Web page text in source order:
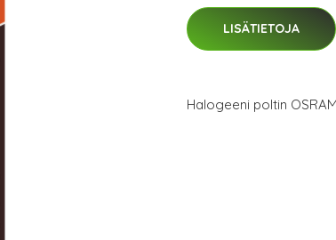
LISÄTIETOJA
Halogeeni poltin